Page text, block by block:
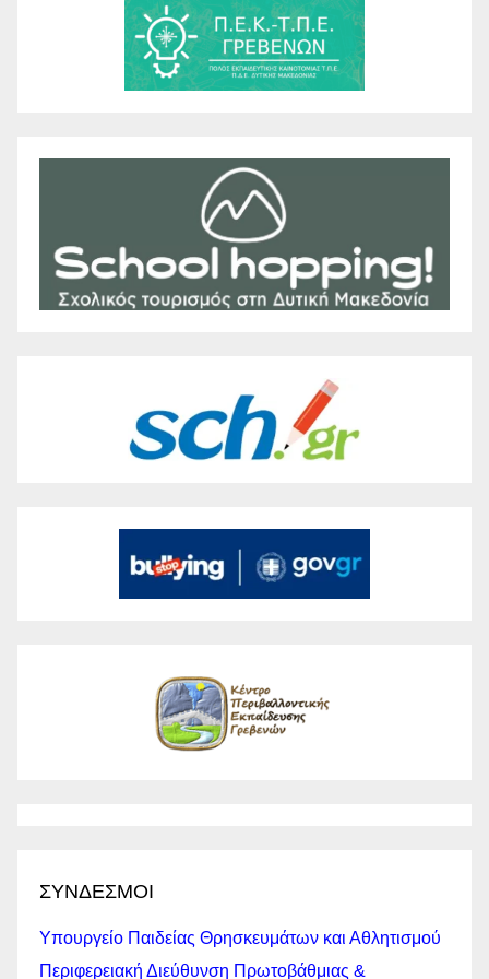
ΣΥΝΔΕΣΜΟΙ
Υπουργείο Παιδείας Θρησκευμάτων και Αθλητισμού
Περιφερειακή Διεύθυνση Πρωτοβάθμιας &